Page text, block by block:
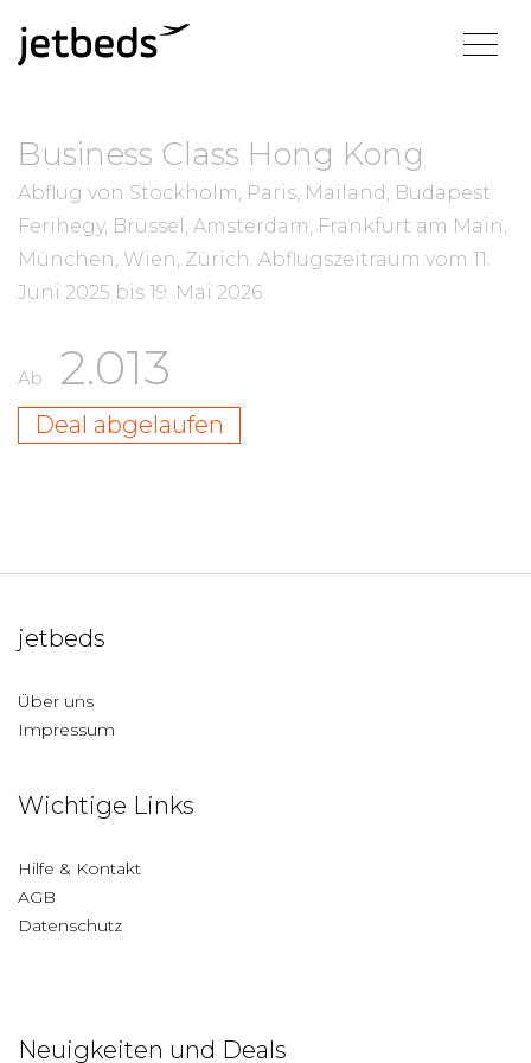
Business Class Hong Kong
Abflug von Stockholm, Paris, Mailand, Budapest
Ferihegy, Brüssel, Amsterdam, Frankfurt am Main,
München, Wien, Zürich. Abflugszeitraum vom 11.
Juni 2025 bis 19. Mai 2026
Ab 2.013
Deal abgelaufen
jetbeds
Über uns
Impressum
Wichtige Links
Hilfe & Kontakt
AGB
Datenschutz
Neuigkeiten und Deals